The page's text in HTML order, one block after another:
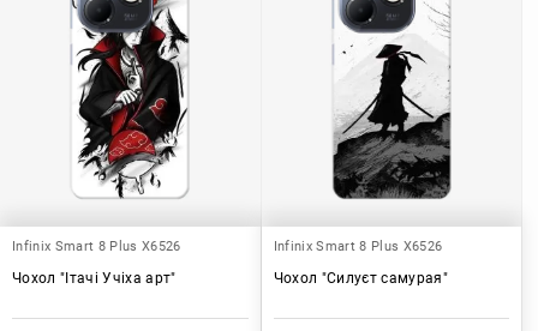
Infinix Smart 8 Plus X6526
Чохол "Ітачі Учіха арт"
Infinix Smart 8 Plus X6526
Чохол "Силуєт самурая"